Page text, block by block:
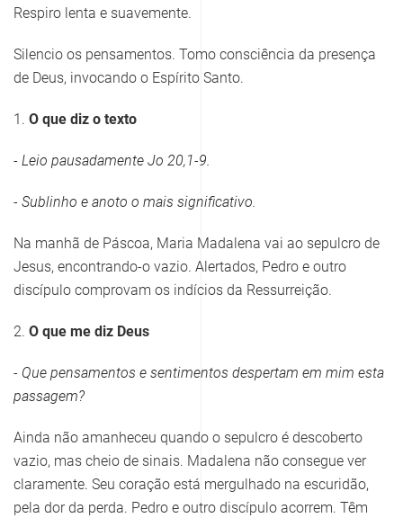
Respiro lenta e suavemente.
Silencio os pensamentos. Tomo consciência da presença
de Deus, invocando o Espírito Santo.
1. O que diz o texto
- Leio pausadamente Jo 20,1-9.
- Sublinho e anoto o mais significativo.
Na manhã de Páscoa, Maria Madalena vai ao sepulcro de
Jesus, encontrando-o vazio. Alertados, Pedro e outro
discípulo comprovam os indícios da Ressurreição.
2. O que me diz Deus
- Que pensamentos e sentimentos despertam em mim esta
passagem?
Ainda não amanheceu quando o sepulcro é descoberto
vazio, mas cheio de sinais. Madalena não consegue ver
claramente. Seu coração está mergulhado na escuridão,
pela dor da perda. Pedro e outro discípulo acorrem. Têm